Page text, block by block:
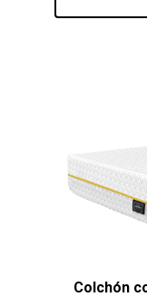
Colchón